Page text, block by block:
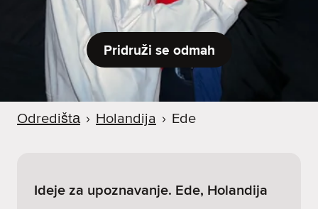
Pridruži se odmah
Odredištа › Holandija › Ede
Ideje za upoznavanje. Ede, Holandija